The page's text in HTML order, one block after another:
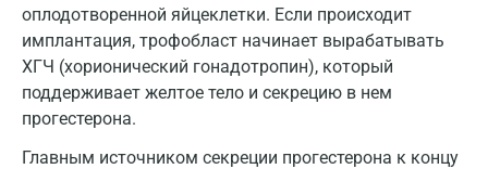
оплодотворенной яйцеклетки. Если происходит
имплантация, трофобласт начинает вырабатывать
ХГЧ (хорионический гонадотропин), который
поддерживает желтое тело и секрецию в нем
прогестерона.
Главным источником секреции прогестерона к концу
Коломна
Королев
Кострома
Котельники